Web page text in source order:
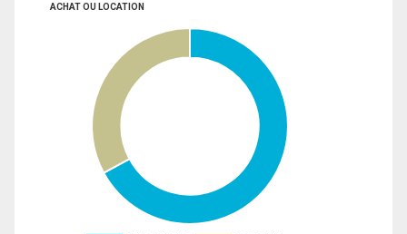
ACHAT OU LOCATION